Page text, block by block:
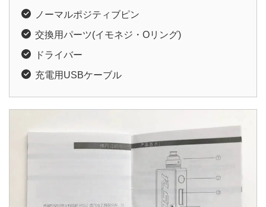
ノーマルポジティブピン
交換用パーツ(イモネジ・Oリング)
ドライバー
充電用USBケーブル